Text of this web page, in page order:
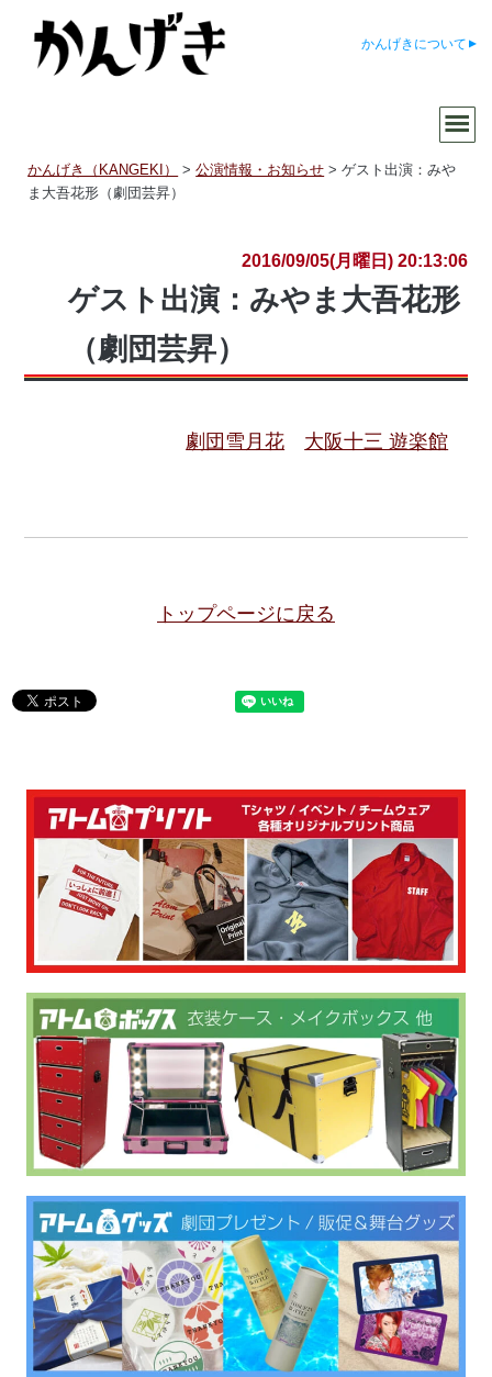
かんげきについて
かんげき（KANGEKI） >公演情報・お知らせ >ゲスト出演：みや
ま大吾花形（劇団芸昇）
2016/09/05(月曜日) 20:13:06
ゲスト出演：みやま大吾花形
（劇団芸昇）
劇団雪月花 大阪十三 遊楽館
トップページに戻る